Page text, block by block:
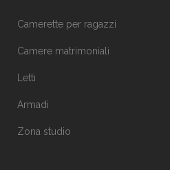
Camerette per ragazzi
Camere matrimoniali
Letti
Armadi
Zona studio